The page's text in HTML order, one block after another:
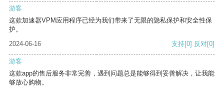
游客
这款加速器VPM应用程序已经为我们带来了无限的隐私保护和安全性保
护。
2024-06-16
支持[0] 反对[0]
游客
这款app的售后服务非常完善，遇到问题总是能够得到妥善解决，让我能
够放心购物。